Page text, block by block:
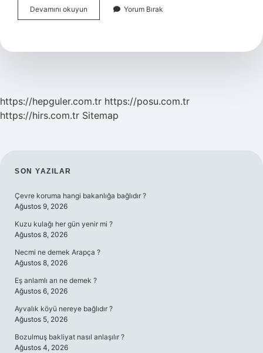
Devamını okuyun Yüzmede
Bayrak
Yorum Bırak
https://hepguler.com.tr https://posu.com.tr
https://hirs.com.tr Sitemap
SIDEBAR
SON YAZILAR
Çevre koruma hangi bakanlığa bağlıdır ?
Ağustos 9, 2026
Kuzu kulağı her gün yenir mi ?
Ağustos 8, 2026
Necmi ne demek Arapça ?
Ağustos 8, 2026
Eş anlamlı arı ne demek ?
Ağustos 6, 2026
Ayvalık köyü nereye bağlıdır ?
Ağustos 5, 2026
Bozulmuş bakliyat nasıl anlaşılır ?
Ağustos 4, 2026